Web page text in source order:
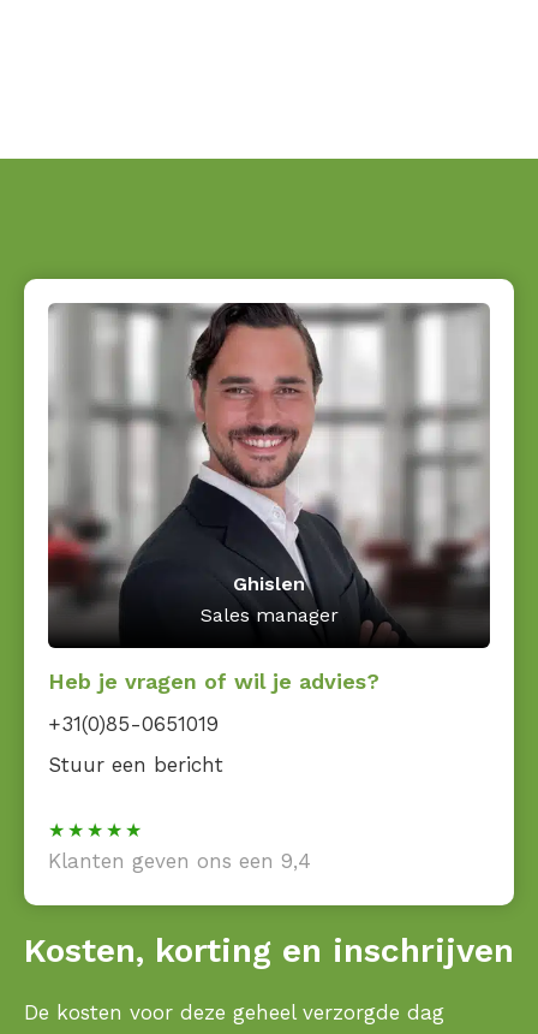
Ghislen
Sales manager
Heb je vragen of wil je advies?
+31(0)85-0651019
Stuur een bericht
Klanten geven ons een 9,4
Kosten, korting en inschrijven
De kosten voor deze geheel verzorgde dag